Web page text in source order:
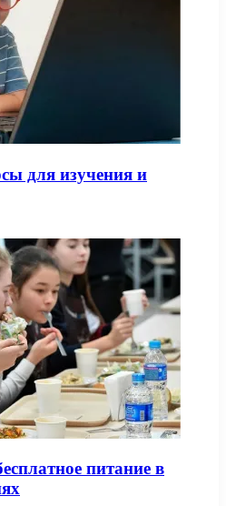
для изучения и
питание в